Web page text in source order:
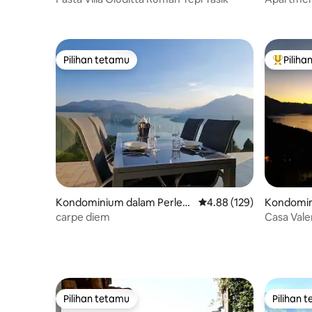
Pilihan tetamu
Pilihan tetamu
Kondominium dalam Perled
o
Penarafan purata 4.88
4.88 (129)
carpe diem
Pilihan
o
Casa
dan
Pilihan tetamu
Pilihan tetamu Pilihan
Pilihan